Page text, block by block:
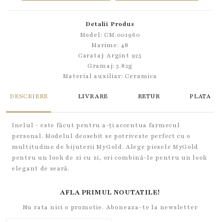
Detalii Produs
Model: CM.001960
Marime: 48
Carataj: Argint 925
Gramaj: 3.82g
Material auxiliar: Ceramica
DESCRIERE LIVRARE RETUR PLATA
Inelul - este făcut pentru a-ți accentua farmecul
personal. Modelul deosebit se potriveste perfect cu o
multitudine de bijuterii MyGold. Alege piesele MyGold
pentru un look de zi cu zi, ori combină-le pentru un look
elegant de seară.
AFLA PRIMUL NOUTATILE!
Nu rata nici o promotie. Aboneaza-te la newsletter